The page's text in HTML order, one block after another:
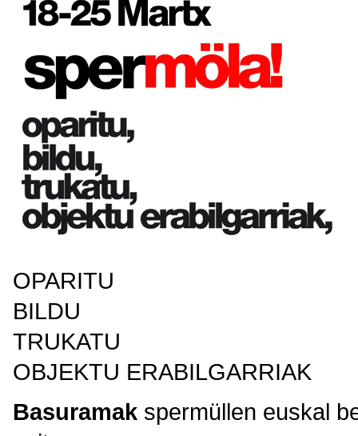
OPARITU
BILDU
TRUKATU
OBJEKTU ERABILGARRIAK
Basuramak spermüllen euskal